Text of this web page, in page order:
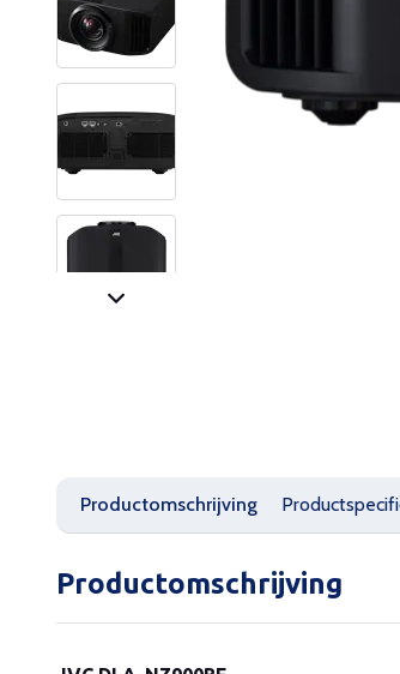
Productomschrijving
Productomschrijving